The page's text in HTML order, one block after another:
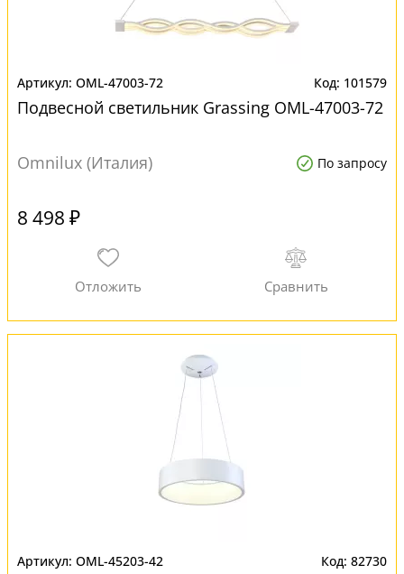
OML-47003-72 101579
Подвесной светильник Grassing OML-47003-72
Omnilux (Италия) По запросу
8 498 ₽
OML-45203-42 82730